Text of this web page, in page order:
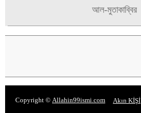
আল-মুতাকাব্বির
Copyright © Allahin99ismi.com Akın KİŞİ